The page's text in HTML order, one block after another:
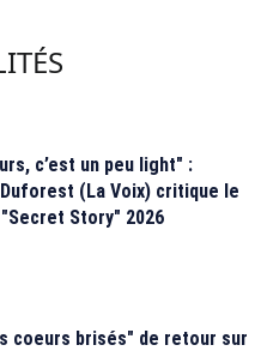
c’est un peu light" :
(La Voix) critique le
Story" 2026
coeurs brisés" de retour sur